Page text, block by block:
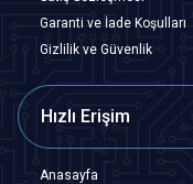
Garanti ve İade Koşulları
Gizlilik ve Güvenlik
Hızlı Erişim
Anasayfa